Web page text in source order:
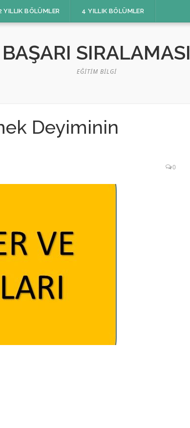
YILLIK BÖLÜMLER 4 YILLIK BÖLÜMLER
BAŞARI SIRALAMASI
EĞITIM BILGI
Deyiminin
0